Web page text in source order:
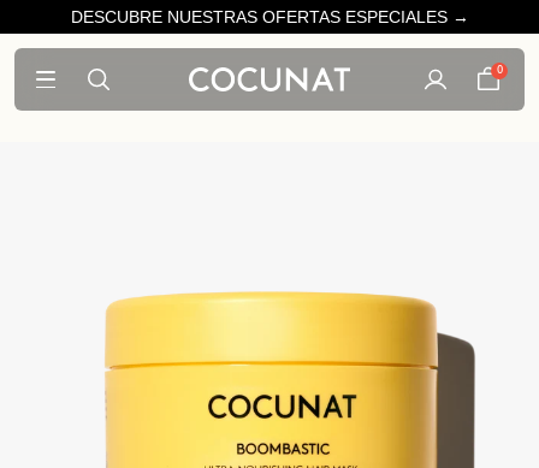
DESCUBRE NUESTRAS OFERTAS ESPECIALES →
0